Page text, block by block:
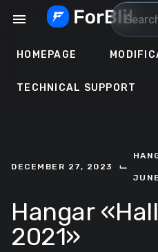
menu
HOMEPAGE
TECHNICAL SUPPORT
DECEMBER 27, 2023 ⌙
Hangar
2021»